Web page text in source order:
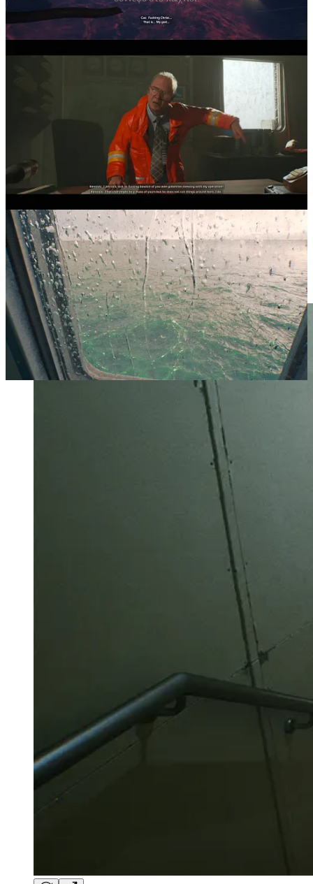
Βλέπω αρκετούς να το χαρακτηρίζουν ως walking simulator.
Προσωπικά διαφωνώ. Ναι μεν το
Still Wakes the Deep είναι ένα
με το περιβάλλον, ωστόσο κατά τη διάρκειά του θα κληθείτε να
κινηθείτε προσεκτικά και να αποφύγετε με κάθε τρόπο ό,τι σας
κυνηγά. Η ιστορία εξελίσσεται μέσω σύντομων τηλεφωνημάτων
και — πιο σπάνια — συναντήσεων με τους συναδέλφους του Caz
αφού κατά τα άλλα… είστε μόνοι σας. Η δε σχετικά μικρή
διάρκεια του τίτλου (τέσσερις-πέντε ώρες το πολύ) διατηρεί τα
παραπάνω φρέσκα ως το φινάλε — προσωπικά δεν παρατήρησα
Ο τίτλος βγάζει ξεκάθαρα vibes The Thing
remake του 2011 αλλά της κορυφαίας, ορίτζιναλ δημιουργίας του
John Carpenter από το 1982 (αν δεν το έχετε δει, κάντε το). Επί της
ουσίας είναι σαν τοThe Thingνα έχει γίνει video game και να
εξελίσσεται αντί για την Ανταρκτική σε μία πλατφόρμα στη Βόρεια
Θάλασσα. Τόσο ξεκάθαρες είναι οι επιρροές του στοStill Wakes
the Deep. Επενδύει στον ψυχολογικό τρόμο δίχως να καταφεύγει
σε φτηνά jump scares — δεν θυμάμαι να είδα ούτε ένα. Η τρίχα μου
συνέχισε να είναι κάγκελο δε, ακόμα κι όταν ήρθα πρόσωπο με
πρόσωπο με την όποια απειλή.